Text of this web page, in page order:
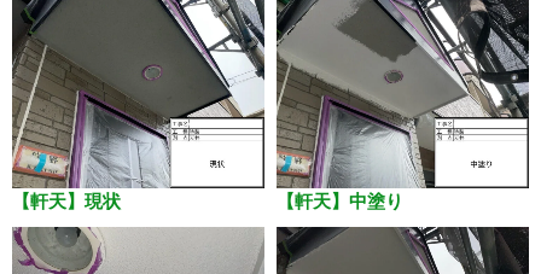
【軒天】現状 【軒天】中塗り